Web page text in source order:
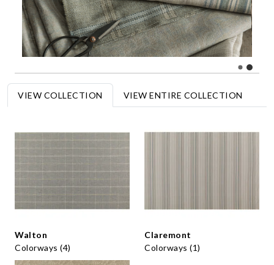
VIEW COLLECTION VIEW ENTIRE COLLECTION
Walton
Colorways (4)
Claremont
Colorways (1)